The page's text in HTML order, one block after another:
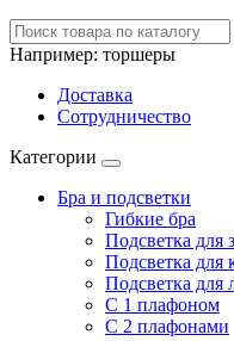
Например: торшеры
Доставка
Сотрудничество
Категории
Бра и подсветки
Гибкие бра
Подсветка для
Подсветка для
Подсветка для
С 1 плафоном
С 2 плафонами